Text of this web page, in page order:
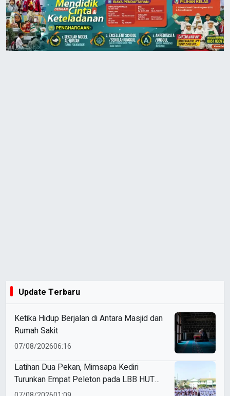
Update Terbaru
Ketika Hidup Berjalan di Antara Masjid dan
Rumah Sakit
07/08/202606:16
Latihan Dua Pekan, Mimsapa Kediri
Turunkan Empat Peleton pada LBB HUT
Ke-81 RI Kecamatan Pare